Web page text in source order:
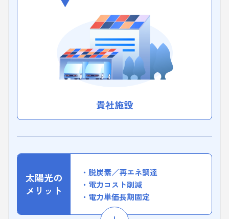
貴社施設
太陽光の
メリット
脱炭素／再エネ調達
電力コスト削減
電力単価長期固定